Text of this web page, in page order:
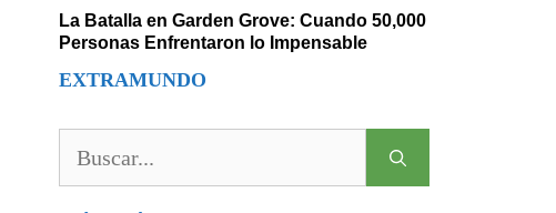
La Batalla en Garden Grove: Cuando 50,000
Personas Enfrentaron lo Impensable
EXTRAMUNDO